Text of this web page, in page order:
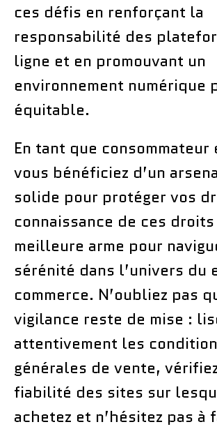
ces défis en renforçant la
responsabilité des
ligne et en promouvant un
environnement numérique
équitable.
En tant que consommateur
vous bénéficiez d’un
solide pour protéger vos
connaissance de ces
meilleure arme pour
sérénité dans l’univers du
commerce. N’oubliez pas
vigilance reste de mise :
attentivement les
générales de vente,
fiabilité des sites sur
achetez et n’hésitez pas à